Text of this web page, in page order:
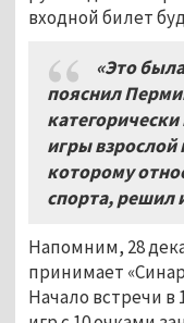
входной билет
«Это
пояснил
игры
которому
спорта, решил
Напомним, 28
принимает
Начало встречи в